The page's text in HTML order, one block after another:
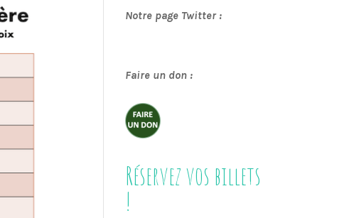
Notre page Twitter :
Faire un don :
Réservez vos billets
!